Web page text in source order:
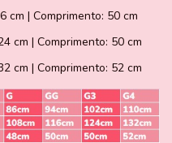
cm | Comprimento: 50 cm
cm | Comprimento: 50 cm
cm | Comprimento: 52 cm